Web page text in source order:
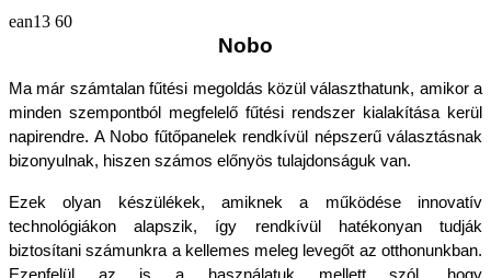
ean13 60
Nobo
Ma már számtalan fűtési megoldás közül választhatunk, amikor a
minden szempontból megfelelő fűtési rendszer kialakítása kerül
napirendre. A Nobo fűtőpanelek rendkívül népszerű választásnak
bizonyulnak, hiszen számos előnyös tulajdonságuk van.
Ezek olyan készülékek, amiknek a működése innovatív
technológiákon alapszik, így rendkívül hatékonyan tudják
biztosítani számunkra a kellemes meleg levegőt az otthonunkban.